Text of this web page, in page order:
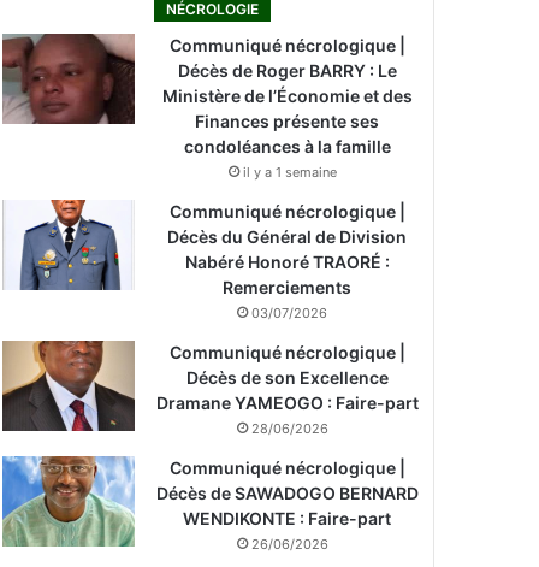
NÉCROLOGIE
Communiqué nécrologique |
Décès de Roger BARRY : Le
Ministère de l’Économie et des
Finances présente ses
condoléances à la famille
il y a 1 semaine
Communiqué nécrologique |
Décès du Général de Division
Nabéré Honoré TRAORÉ :
Remerciements
03/07/2026
Communiqué nécrologique |
Décès de son Excellence
Dramane YAMEOGO : Faire-part
28/06/2026
Communiqué nécrologique |
Décès de SAWADOGO BERNARD
WENDIKONTE : Faire-part
26/06/2026